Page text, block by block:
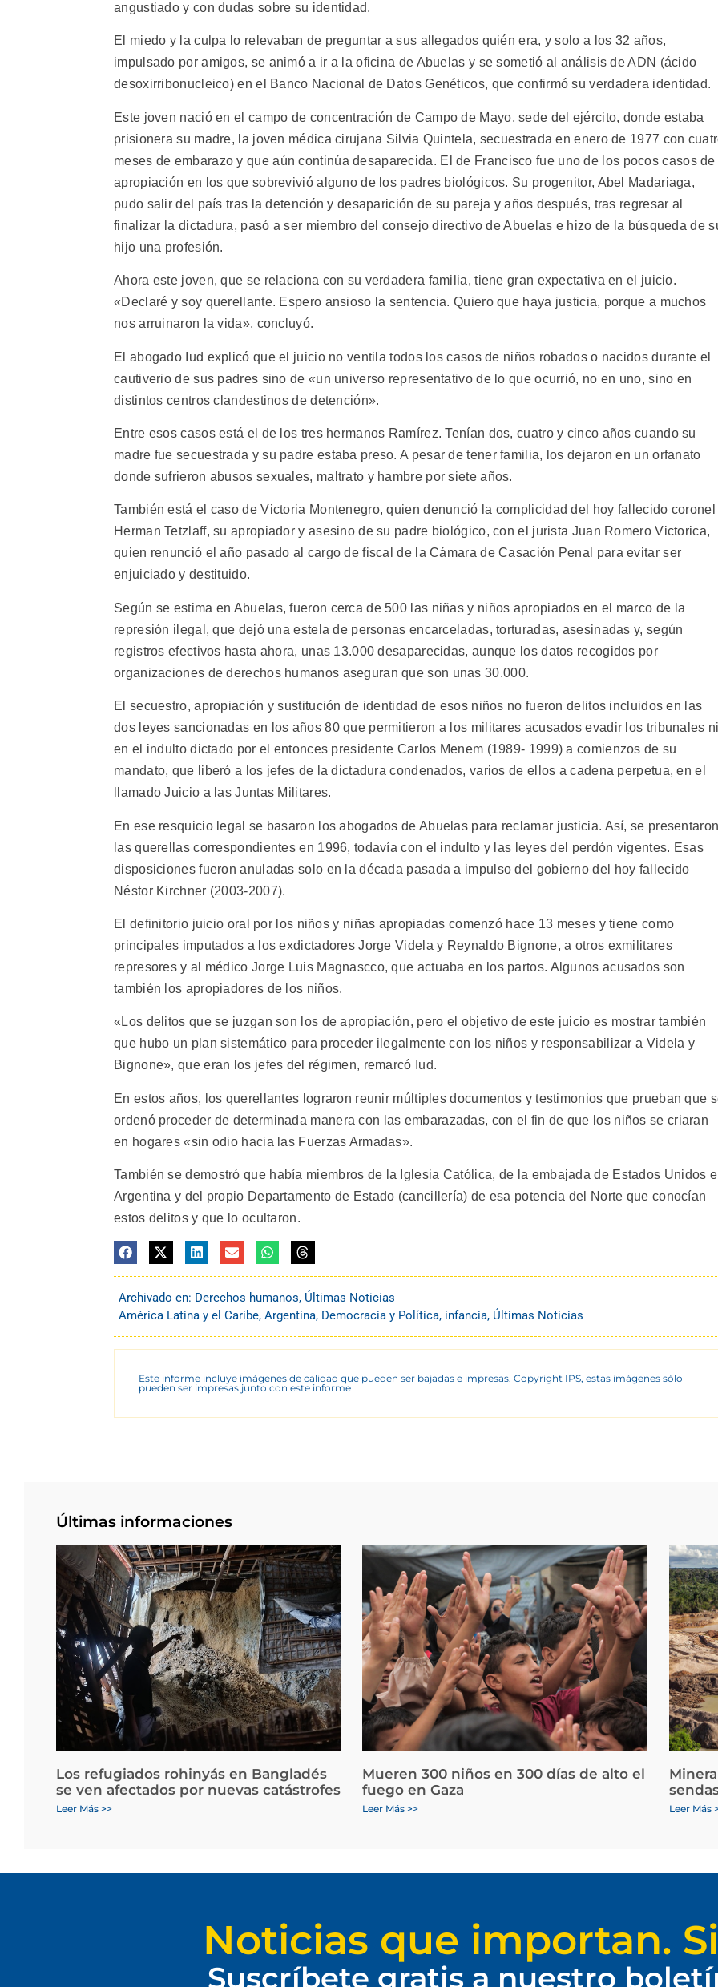
angustiado y con dudas sobre su identidad.
El miedo y la culpa lo relevaban de preguntar a sus allegados quién era, y solo a los 32 años,
impulsado por amigos, se animó a ir a la oficina de Abuelas y se sometió al análisis de ADN (ácido
desoxirribonucleico) en el Banco Nacional de Datos Genéticos, que confirmó su verdadera identidad.
Este joven nació en el campo de concentración de Campo de Mayo, sede del ejército, donde estaba
prisionera su madre, la joven médica cirujana Silvia Quintela, secuestrada en enero de 1977 con
meses de embarazo y que aún continúa desaparecida. El de Francisco fue uno de los pocos casos de
apropiación en los que sobrevivió alguno de los padres biológicos. Su progenitor, Abel Madariaga,
pudo salir del país tras la detención y desaparición de su pareja y años después, tras regresar al
finalizar la dictadura, pasó a ser miembro del consejo directivo de Abuelas e hizo de la búsqueda de
hijo una profesión.
Ahora este joven, que se relaciona con su verdadera familia, tiene gran expectativa en el juicio.
«Declaré y soy querellante. Espero ansioso la sentencia. Quiero que haya justicia, porque a muchos
nos arruinaron la vida», concluyó.
El abogado Iud explicó que el juicio no ventila todos los casos de niños robados o nacidos durante el
cautiverio de sus padres sino de «un universo representativo de lo que ocurrió, no en uno, sino en
distintos centros clandestinos de detención».
Entre esos casos está el de los tres hermanos Ramírez. Tenían dos, cuatro y cinco años cuando su
madre fue secuestrada y su padre estaba preso. A pesar de tener familia, los dejaron en un orfanato
donde sufrieron abusos sexuales, maltrato y hambre por siete años.
También está el caso de Victoria Montenegro, quien denunció la complicidad del hoy fallecido coronel
Herman Tetzlaff, su apropiador y asesino de su padre biológico, con el jurista Juan Romero Victorica,
quien renunció el año pasado al cargo de fiscal de la Cámara de Casación Penal para evitar ser
enjuiciado y destituido.
Según se estima en Abuelas, fueron cerca de 500 las niñas y niños apropiados en el marco de la
represión ilegal, que dejó una estela de personas encarceladas, torturadas, asesinadas y, según
registros efectivos hasta ahora, unas 13.000 desaparecidas, aunque los datos recogidos por
organizaciones de derechos humanos aseguran que son unas 30.000.
El secuestro, apropiación y sustitución de identidad de esos niños no fueron delitos incluidos en las
dos leyes sancionadas en los años 80 que permitieron a los militares acusados evadir los tribunales
en el indulto dictado por el entonces presidente Carlos Menem (1989- 1999) a comienzos de su
mandato, que liberó a los jefes de la dictadura condenados, varios de ellos a cadena perpetua, en el
llamado Juicio a las Juntas Militares.
En ese resquicio legal se basaron los abogados de Abuelas para reclamar justicia. Así, se
las querellas correspondientes en 1996, todavía con el indulto y las leyes del perdón vigentes. Esas
disposiciones fueron anuladas solo en la década pasada a impulso del gobierno del hoy fallecido
Néstor Kirchner (2003-2007).
El definitorio juicio oral por los niños y niñas apropiadas comenzó hace 13 meses y tiene como
principales imputados a los exdictadores Jorge Videla y Reynaldo Bignone, a otros exmilitares
represores y al médico Jorge Luis Magnascco, que actuaba en los partos. Algunos acusados son
también los apropiadores de los niños.
«Los delitos que se juzgan son los de apropiación, pero el objetivo de este juicio es mostrar también
que hubo un plan sistemático para proceder ilegalmente con los niños y responsabilizar a Videla y
Bignone», que eran los jefes del régimen, remarcó Iud.
En estos años, los querellantes lograron reunir múltiples documentos y testimonios que prueban que
ordenó proceder de determinada manera con las embarazadas, con el fin de que los niños se criaran
en hogares «sin odio hacia las Fuerzas Armadas».
También se demostró que había miembros de la Iglesia Católica, de la embajada de Estados Unidos
Argentina y del propio Departamento de Estado (cancillería) de esa potencia del Norte que conocían
estos delitos y que lo ocultaron.
Archivado en: Derechos humanos, Últimas Noticias
América Latina y el Caribe, Argentina, Democracia y Política, infancia, Últimas Noticias
Este informe incluye imágenes de calidad que pueden ser bajadas e impresas. Copyright IPS, estas imágenes sólo
pueden ser impresas junto con este informe
Últimas informaciones
Los refugiados rohinyás en Bangladés
se ven afectados por nuevas catástrofes
Leer Más >>
Mueren 300 niños en 300 días de alto el
fuego en Gaza
Leer Más >> Leer Más
Noticias que importan.
Suscríbete gratis a nuestro